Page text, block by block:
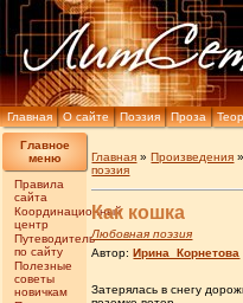
Главная О сайте Поэзия Проза
Главное
меню
Правила
сайта
Координационный
центр
Путеводитель
по сайту
Полезные
советы
новичкам
Главная »Произведения
поэзия
Как кошка
Любовная поэзия
Автор:Ирина_Корнетова
Затерялась в снегу